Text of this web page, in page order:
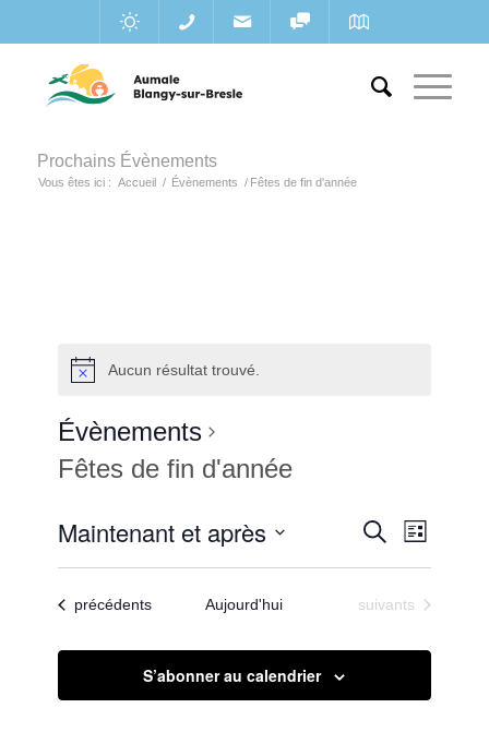
Prochains Évènements
Vous êtes ici : Accueil / Évènements / Fêtes de fin d'année
Aucun résultat trouvé.
Évènements
Fêtes de fin d'année
et
vues
Recherche
vues
Liste
Maintenant et après
date.Évènements
précédents Aujourd'hui Évènements
suivants
S’abonner au calendrier